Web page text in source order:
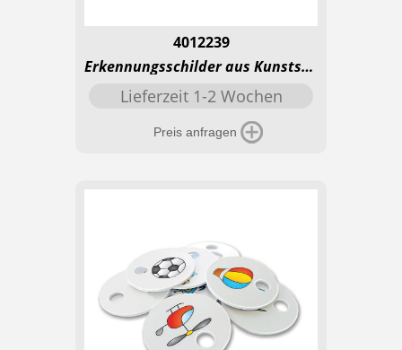
4012239
Erkennungsschilder aus Kunststoff - MÃ¤rchen
Lieferzeit 1-2 Wochen
Preis anfragen